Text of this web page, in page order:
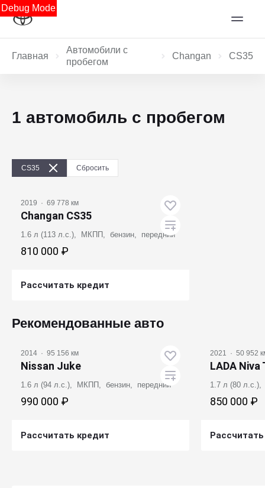
Debug Mode
Главная
Автомобили с
пробегом
Changan CS35
1 автомобиль с пробегом
CS35 Сбросить
2019 · 69 778 км
Changan CS35
1.6 л (113 л.с.), МКПП, бензин, передний
810 000 ₽
Рассчитать кредит
Рекомендованные авто
2014 · 95 156 км
Nissan Juke
1.6 л (94 л.с.), МКПП, бензин, передний
990 000 ₽
Рассчитать кредит
2021 · 50 952
LADA Niva
1.7 л (80
850 000 ₽